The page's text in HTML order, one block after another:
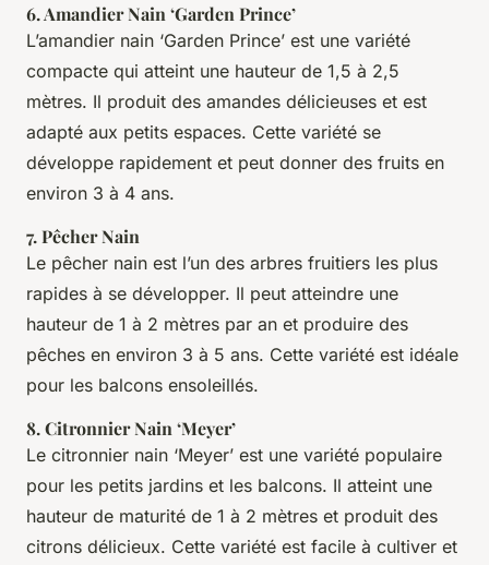
6.Amandier Nain ‘Garden Prince’
L’amandier nain ‘Garden Prince’ est une variété
compacte qui atteint une hauteur de 1,5 à 2,5
mètres. Il produit des amandes délicieuses et est
adapté aux petits espaces. Cette variété se
développe rapidement et peut donner des fruits en
environ 3 à 4 ans.
7.Pêcher Nain
Le pêcher nain est l’un des arbres fruitiers les plus
rapides à se développer. Il peut atteindre une
hauteur de 1 à 2 mètres par an et produire des
pêches en environ 3 à 5 ans. Cette variété est idéale
pour les balcons ensoleillés.
8.Citronnier Nain ‘Meyer’
Le citronnier nain ‘Meyer’ est une variété populaire
pour les petits jardins et les balcons. Il atteint une
hauteur de maturité de 1 à 2 mètres et produit des
citrons délicieux. Cette variété est facile à cultiver et